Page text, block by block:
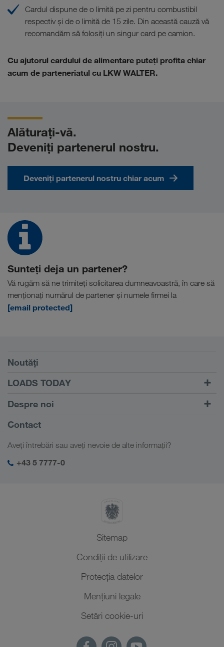
Cardul dispune de o limită pe zi pentru combustibil
respectiv şi de o limită de 15 zile. Din această cauză vă
recomandăm să folosiţi un singur card pe camion.
Cu ajutorul cardului de alimentare puteți profita chiar
acum de parteneriatul cu LKW WALTER.
Alăturați-vă.
Deveniți partenerul nostru.
Deveniți partenerul nostru chiar acum
Sunteți deja un partener?
Vă rugăm să ne trimiteți solicitarea dumneavoastră, în care să
menționați numărul de partener și numele firmei la
[email protected]
Condiții
Noutăți
LOADS TODAY
Căutare transport cu
LOADS TODAY
Aflați mai multe
Către autentificare
Despre noi
Informații despre firma noastră
Management SHEQ
Contact
Aveți întrebări sau aveți nevoie de alte informații?
+43 5 7777-0
Sitemap
Condiții de utilizare
Protecţia datelor
Mențiuni legale
Setări cookie-uri